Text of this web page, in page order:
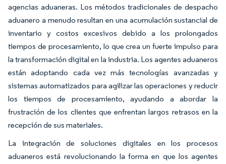
agencias aduaneras. Los métodos tradicionales de despacho
aduanero a menudo resultan en una acumulación sustancial de
inventario y costos excesivos debido a los prolongados
tiempos de procesamiento, lo que crea un fuerte impulso para
la transformación digital en la industria. Los agentes aduaneros
están adoptando cada vez más tecnologías avanzadas y
sistemas automatizados para agilizar las operaciones y reducir
los tiempos de procesamiento, ayudando a abordar la
frustración de los clientes que enfrentan largos retrasos en la
recepción de sus materiales.
La integración de soluciones digitales en los procesos
aduaneros está revolucionando la forma en que los agentes